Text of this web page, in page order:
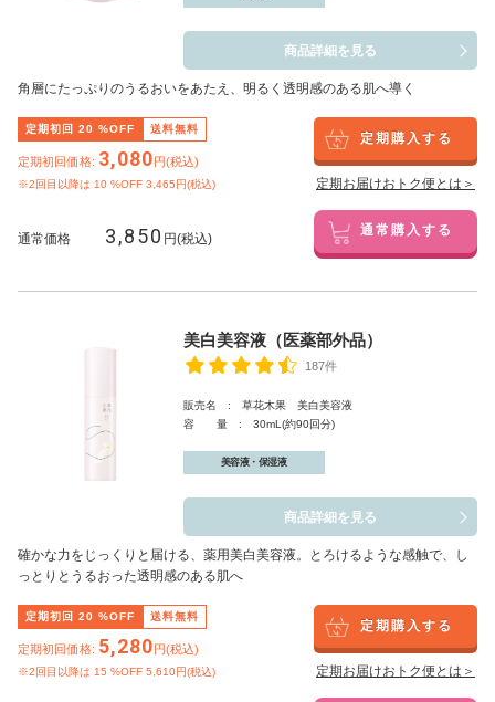
商品詳細を見る
角層にたっぷりのうるおいをあたえ、明るく透明感のある肌へ導く
定期初回 20 %OFF 送料無料
定期初回価格: 3,080円(税込)
※2回目以降は 10 %OFF 3,465円(税込)
定期購入する
定期お届けおトク便とは＞
通常価格 3,850 円(税込) 通常購入する
美白美容液（医薬部外品）
187件
販売名 : 草花木果 美白美容液
容 量 : 30mL(約90回分)
美容液・保湿液
商品詳細を見る
確かな力をじっくりと届ける、薬用美白美容液。とろけるような感触で、し
っとりとうるおった透明感のある肌へ
定期初回 20 %OFF 送料無料
定期初回価格: 5,280円(税込)
※2回目以降は 15 %OFF 5,610円(税込)
定期購入する
定期お届けおトク便とは＞